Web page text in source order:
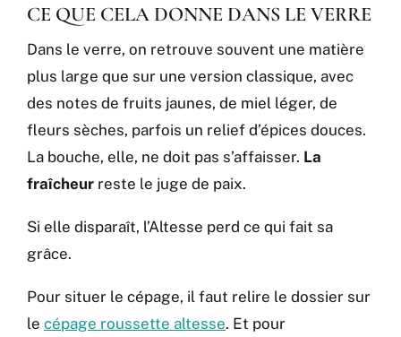
CE QUE CELA DONNE DANS LE VERRE
Dans le verre, on retrouve souvent une matière
plus large que sur une version classique, avec
des notes de fruits jaunes, de miel léger, de
fleurs sèches, parfois un relief d’épices douces.
La bouche, elle, ne doit pas s’affaisser. La
fraîcheur reste le juge de paix.
Si elle disparaît, l’Altesse perd ce qui fait sa
grâce.
Pour situer le cépage, il faut relire le dossier sur
le cépage roussette altesse. Et pour